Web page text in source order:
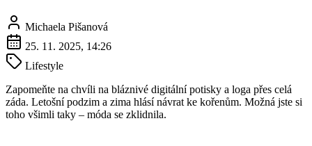
Michaela Pišanová
25. 11. 2025, 14:26
Lifestyle
Zapomeňte na chvíli na bláznivé digitální potisky a loga přes celá
záda. Letošní podzim a zima hlásí návrat ke kořenům. Možná jste si
toho všimli taky – móda se zklidnila.